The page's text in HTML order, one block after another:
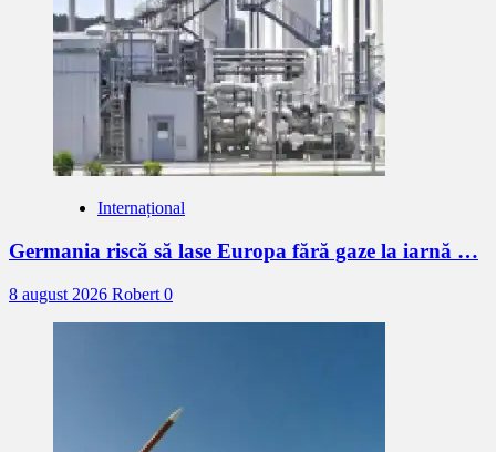
Internațional
Germania riscă să lase Europa fără gaze la iarnă …
8 august 2026 Robert 0